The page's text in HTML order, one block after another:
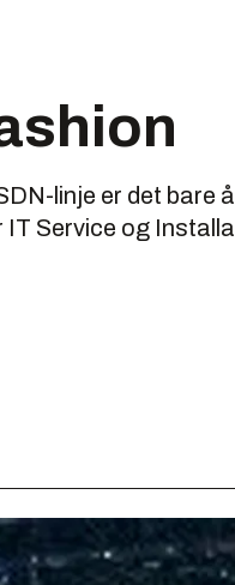
linje er det bare
Service og